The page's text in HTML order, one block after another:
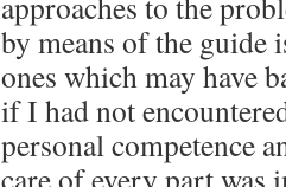
by means of the guide
ones which may have
if I had not
personal competence
care of every part was